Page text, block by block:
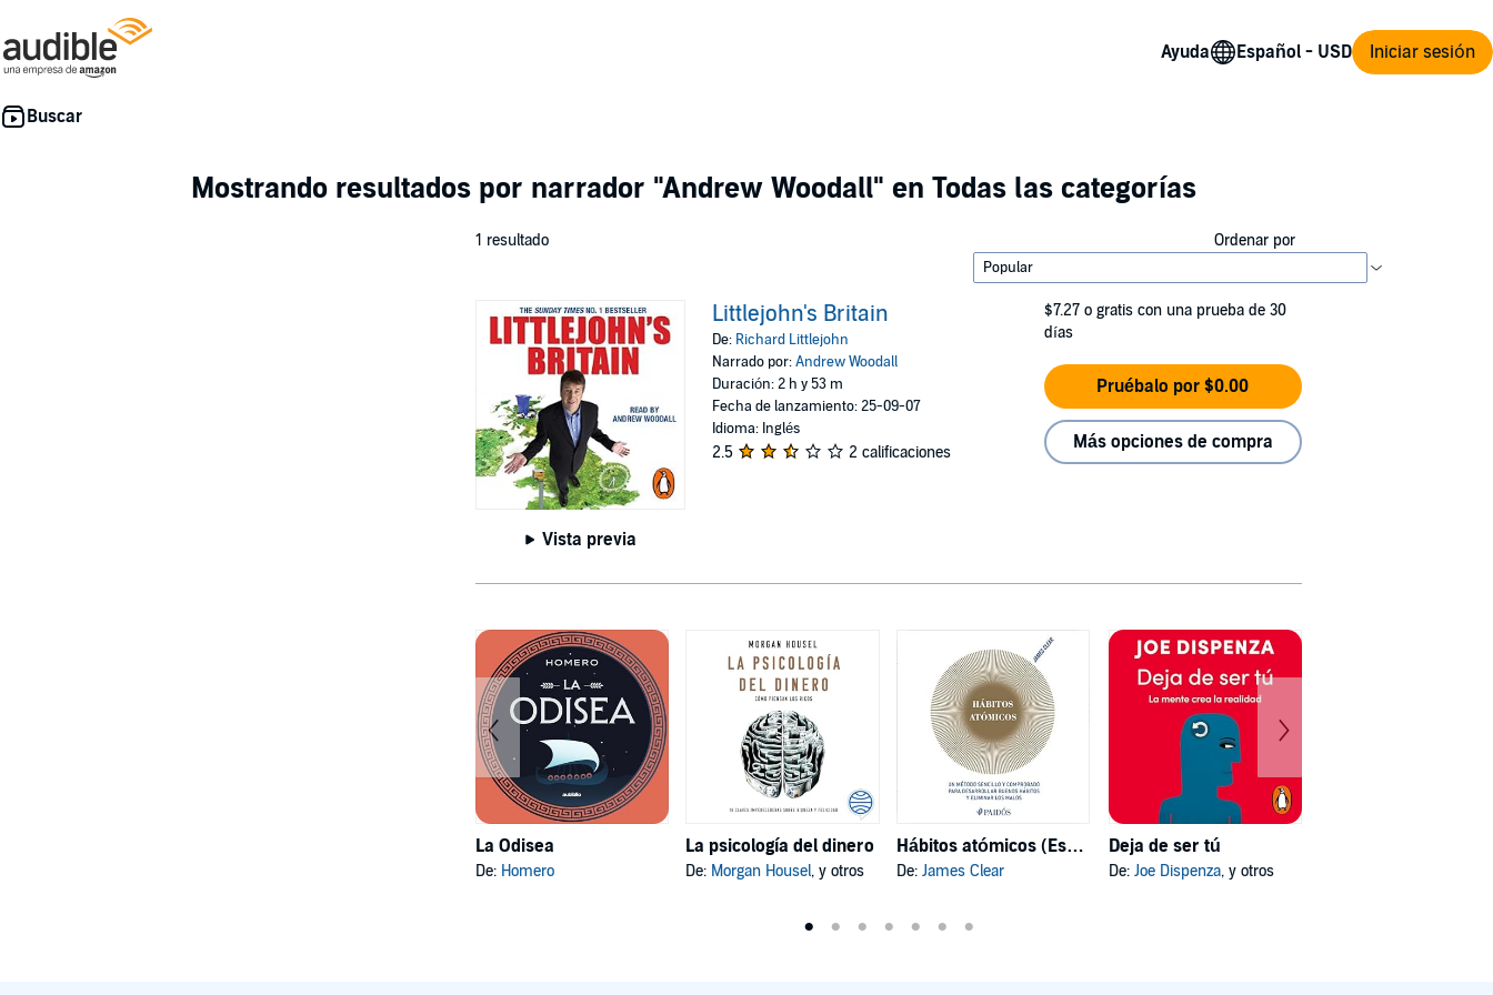
Ayuda Iniciar sesión
Mostrando resultados por narrador "Andrew Woodall" en Todas las categorías
1 resultado Ordenar por
Vista previa
Littlejohn's Britain
De: Richard Littlejohn
Narrado por:Andrew Woodall
Duración: 2 h y 53 m
Fecha de lanzamiento: 25-09-07
Idioma: Inglés
2.5 2 calificaciones
$7.27 o gratis con una prueba de 30
días
Pruébalo por $0.00
Más opciones de compra
La Odisea
De: Homero
La psicología del dinero
De: Morgan Housel, y otros
Hábitos atómicos (Español neutro)
De: James Clear
Deja de ser tú
De: Joe Dispenza, y otros